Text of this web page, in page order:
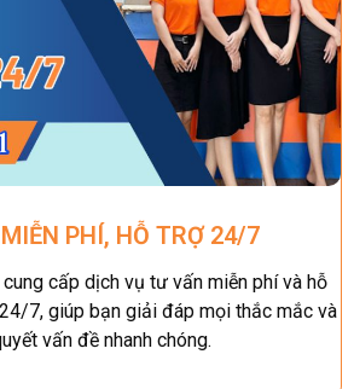
PHÍ, HỖ TRỢ 24/7
cung cấp dịch vụ tư vấn miễn phí và hỗ
7, giúp bạn giải đáp mọi thắc mắc và
vấn đề nhanh chóng.